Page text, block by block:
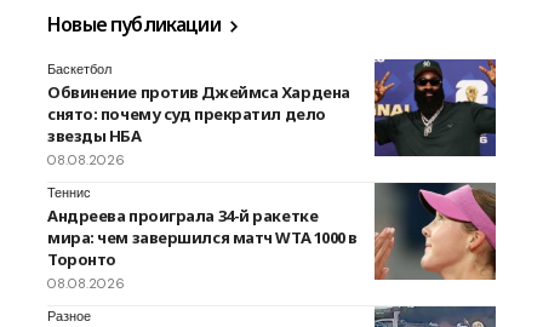
Новые публикации
Баскетбол
Обвинение против Джеймса Хардена
снято: почему суд прекратил дело
звезды НБА
08.08.2026
Теннис
Андреева проиграла 34-й ракетке
мира: чем завершился матч WTA 1000 в
Торонто
08.08.2026
Разное